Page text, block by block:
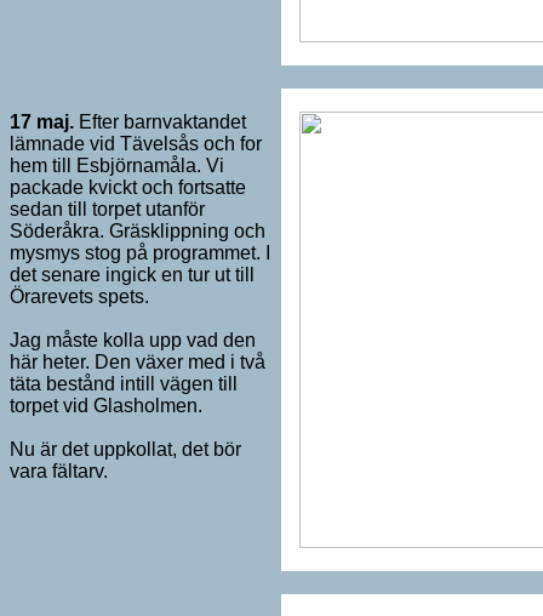
17 maj. Efter barnvaktandet
lämnade vid Tävelsås och for
hem till Esbjörnamåla. Vi
packade kvickt och fortsatte
sedan till torpet utanför
Söderåkra. Gräsklippning och
mysmys stog på programmet. I
det senare ingick en tur ut till
Örarevets spets.
Jag måste kolla upp vad den
här heter. Den växer med i två
täta bestånd intill vägen till
torpet vid Glasholmen.
Nu är det uppkollat, det bör
vara fältarv.